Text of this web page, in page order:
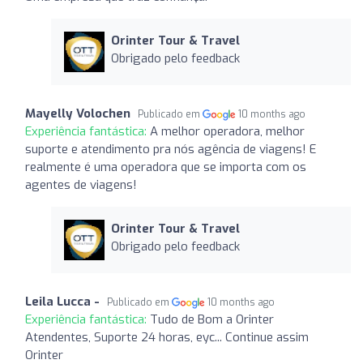
Orinter Tour & Travel
Obrigado pelo feedback
Mayelly Volochen Publicado em 10 months ago
Experiência fantástica: A melhor operadora, melhor
suporte e atendimento pra nós agência de viagens! E
realmente é uma operadora que se importa com os
agentes de viagens!
Orinter Tour & Travel
Obrigado pelo feedback
Leila Lucca - Publicado em 10 months ago
Experiência fantástica: Tudo de Bom a Orinter
Atendentes, Suporte 24 horas, eyc... Continue assim
Orinter